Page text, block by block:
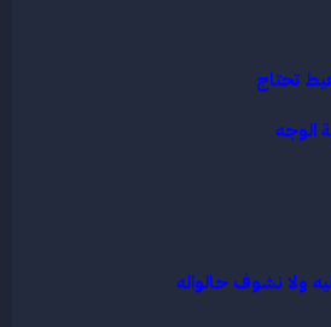
تحتاج
الوجه
ولا نشوف حالواله